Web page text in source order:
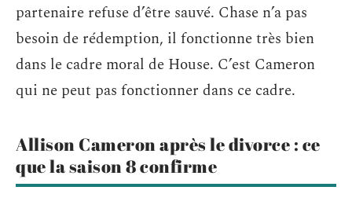
partenaire refuse d’être sauvé. Chase n’a pas
besoin de rédemption, il fonctionne très bien
dans le cadre moral de House. C’est Cameron
qui ne peut pas fonctionner dans ce cadre.
Allison Cameron après le divorce : ce
que la saison 8 confirme